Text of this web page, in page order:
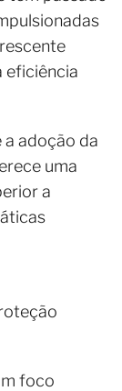
eficiência
a adoção da
uma
a
foco